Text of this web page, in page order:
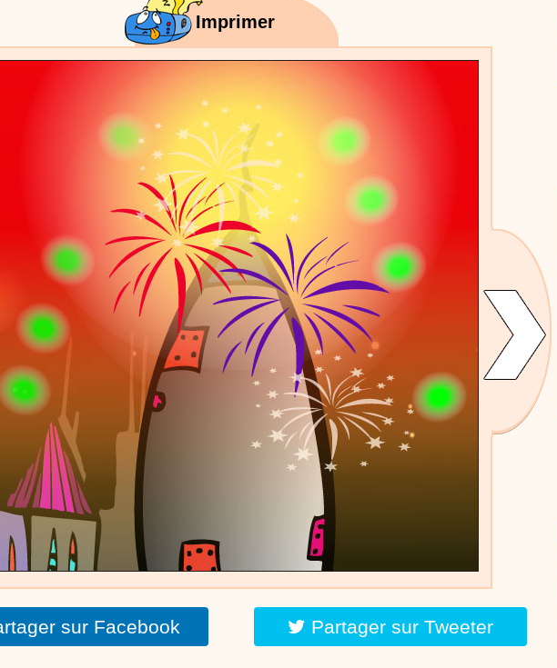
chanson Hippopotam-tam
Clip d'animation en Stop Motion (image par image) qui raconte en chanson les
aventures d'un p'tit Hippopotame !
chanson J'vais l'dire à Greta
Chanson pour la planète
Proposer une vidéo
:Chansons de Noël, 21 minutes de dessins animés
Dessins animés traditionnels
Des chansons de Noël, des contes de Noël, profitez de 21 minutes de
productions de Noël sans interruption de pub. un petit moment de tranquillité pour votre enfant ou pour les
parents !!! De la première note de musique au dernier coup de crayon, une production 100/100
stéphyprod.
Proposer une vidéo
Imprimer
sur Facebook Partager sur Tweeter